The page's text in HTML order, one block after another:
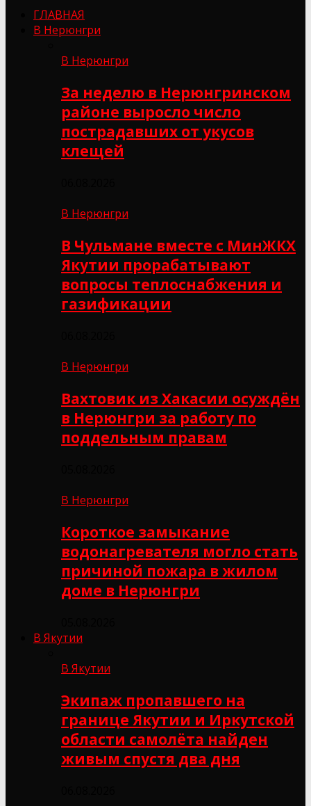
ГЛАВНАЯ
В Нерюнгри
В Нерюнгри
За неделю в Нерюнгринском
районе выросло число
пострадавших от укусов
клещей
В Нерюнгри
В Чульмане вместе с МинЖКХ
Якутии прорабатывают
вопросы теплоснабжения и
газификации
В Нерюнгри
Вахтовик из Хакасии осуждён
в Нерюнгри за работу по
поддельным правам
В Нерюнгри
Короткое замыкание
водонагревателя могло стать
причиной пожара в жилом
доме в Нерюнгри
В Якутии
В Якутии
Экипаж пропавшего на
границе Якутии и Иркутской
области самолёта найден
живым спустя два дня